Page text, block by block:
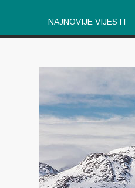
NAJNOVIJE VIJESTI